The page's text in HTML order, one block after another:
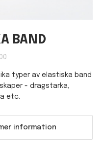
BAND
typer av elastiska band
- dragstarka,
etc.
information